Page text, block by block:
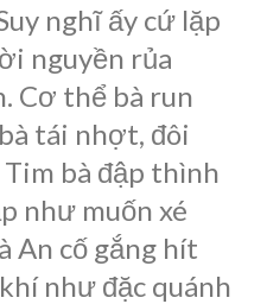
nghĩ ấy cứ lặp
nguyền rủa
Cơ thể bà run
tái nhợt, đôi
bà đập thình
như muốn xé
An cố gắng hít
như đặc quánh